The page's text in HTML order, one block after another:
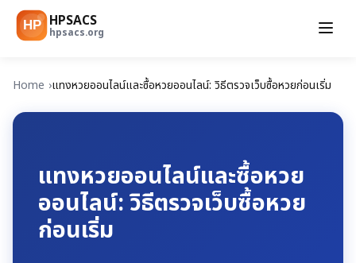
HP HPSACS
hpsacs.org
Home แทงหวยออนไลน์และซื้อหวยออนไลน์: วิธีตรวจเว็บซื้อหวยก่อนเริ่ม
แทงหวยออนไลน์และซื้อหวย
ออนไลน์: วิธีตรวจเว็บซื้อหวย
ก่อนเริ่ม